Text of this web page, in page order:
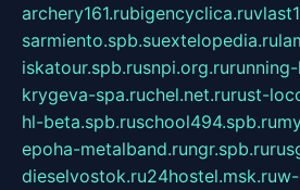
archery161.rubigencyclica.ru
sarmiento.spb.suextelopedia.ru
iskatour.spb.rusnpi.org.ru
krygeva-spa.ruchel.net.rurust-
hl-beta.spb.ruschool494.spb.ru
epoha-metalband.rungr.spb.ru
dieselvostok.ru24hostel.msk.ru